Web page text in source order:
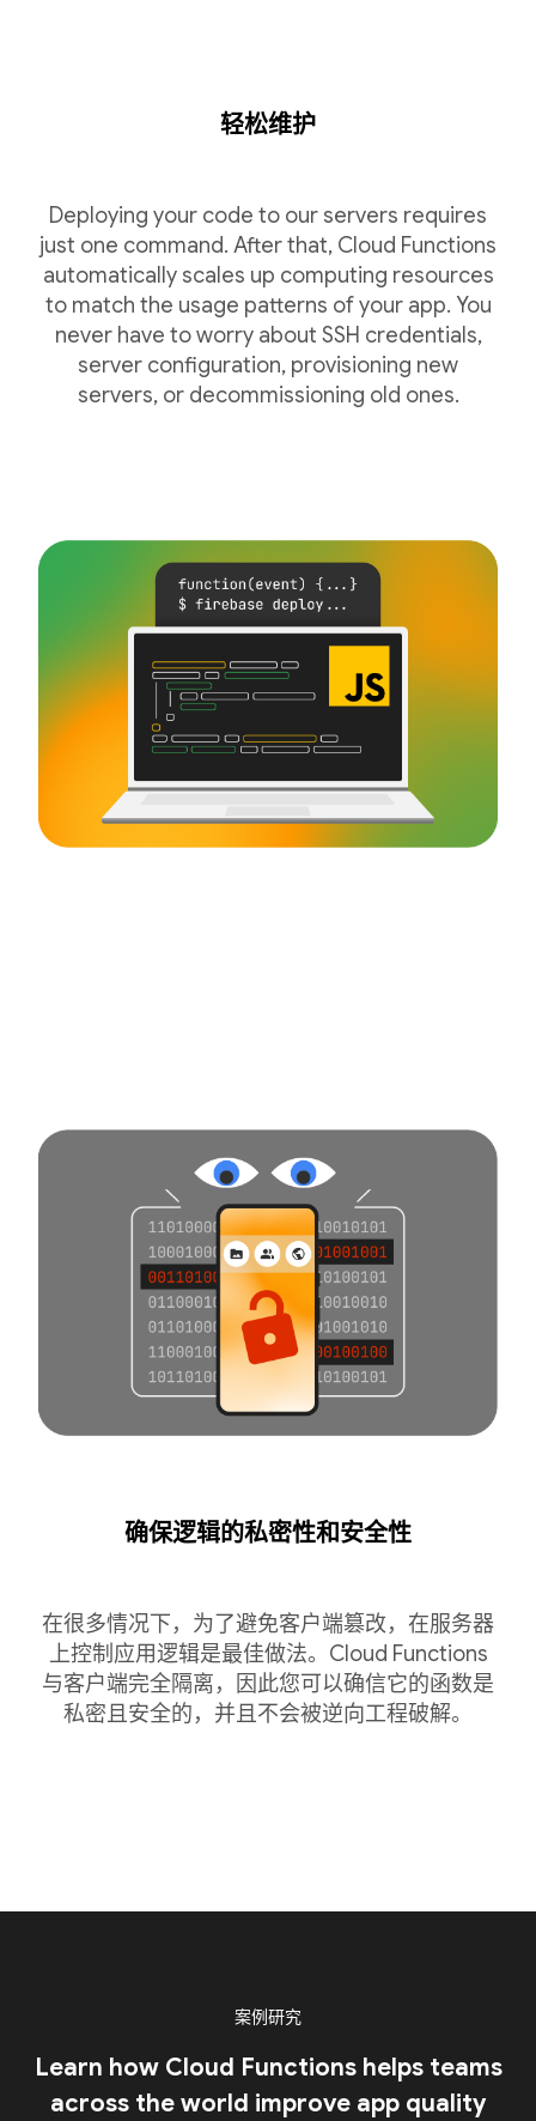
轻松维护
Deploying your code to our servers requires
just one command. After that, Cloud Functions
automatically scales up computing resources
to match the usage patterns of your app. You
never have to worry about SSH credentials,
server configuration, provisioning new
servers, or decommissioning old ones.
确保逻辑的私密性和安全性
在很多情况下，为了避免客户端篡改，在服务器
上控制应用逻辑是最佳做法。Cloud Functions
与客户端完全隔离，因此您可以确信它的函数是
私密且安全的，并且不会被逆向工程破解。
案例研究
Learn how Cloud Functions helps teams
across the world improve app quality